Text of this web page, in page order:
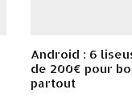
Android : 6
de 200€ pour
partout